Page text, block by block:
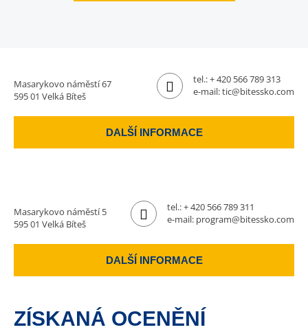
Masarykovo náměstí 67
595 01 Velká Bíteš
tel.:+ 420 566 789 313
e-mail:tic@bitessko.com
DALŠÍ INFORMACE
Masarykovo náměstí 5
595 01 Velká Bíteš
tel.:+ 420 566 789 311
e-mail: program@bitessko.com
DALŠÍ INFORMACE
ZÍSKANÁ OCENĚNÍ